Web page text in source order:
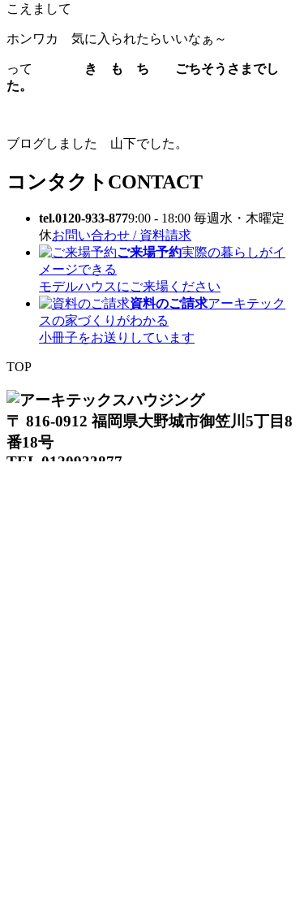
こえまして
ホンワカ 気に入られたらいいなぁ～
って
き も ち ごちそうさまでし
た。
ブログしました 山下でした。
コンタクト CONTACT
tel.0120-933-8779:00 - 18:00 毎週水・木曜定
休お問い合わせ / 資料請求
ご来場予約実際の暮らしがイ
メージできる
モデルハウスにご来場ください
資料のご請求アーキテック
スの家づくりがわかる
小冊子をお送りしています
TOP
〒 816-0912 福岡県大野城市御笠川5丁目8
番18号
TEL 0120933877